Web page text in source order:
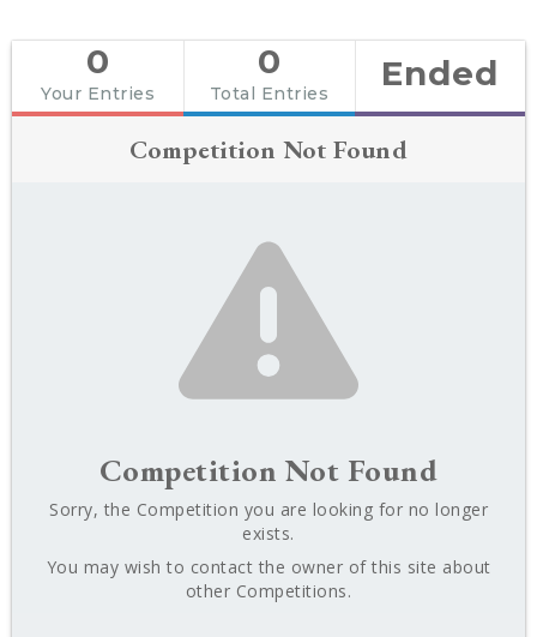
0
Your Entries
0
Total Entries Ended
Competition Not Found
Competition Not Found
Sorry, the Competition you are looking for no longer
exists.
You may wish to contact the owner of this site about
other Competitions.